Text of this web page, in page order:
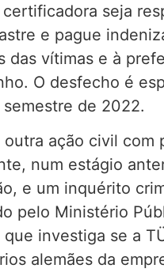
certificadora seja
e pague
das vítimas e à
O desfecho é
de 2022.
outra ação civil com
num estágio
e um inquérito
pelo Ministério
investiga se a
alemães da